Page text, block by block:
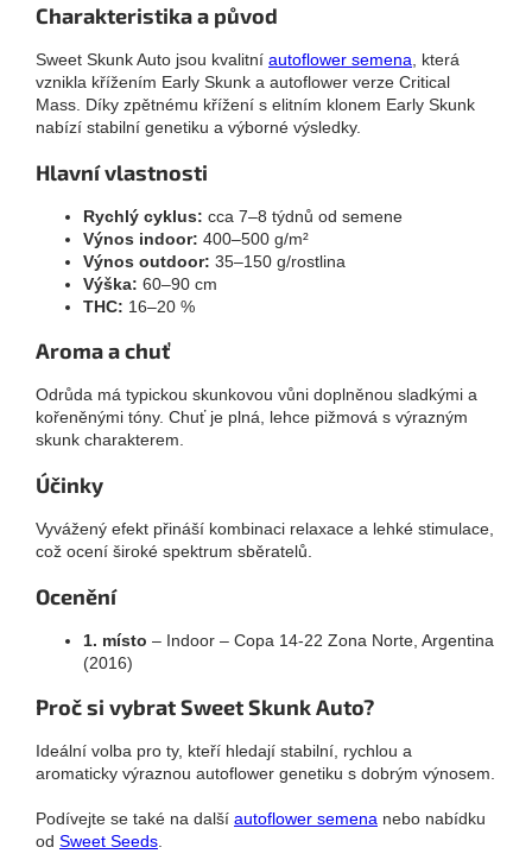
Charakteristika a původ
Sweet Skunk Auto jsou kvalitní autoflower semena , která
vznikla křížením Early Skunk a autoflower verze Critical
Mass. Díky zpětnému křížení s elitním klonem Early Skunk
nabízí stabilní genetiku a výborné výsledky.
Hlavní vlastnosti
Rychlý cyklus: cca 7–8 týdnů od semene
Výnos indoor: 400–500 g/m²
Výnos outdoor: 35–150 g/rostlina
Výška: 60–90 cm
THC: 16–20 %
Aroma a chuť
Odrůda má typickou skunkovou vůni doplněnou sladkými a
kořeněnými tóny. Chuť je plná, lehce pižmová s výrazným
skunk charakterem.
Účinky
Vyvážený efekt přináší kombinaci relaxace a lehké stimulace,
což ocení široké spektrum sběratelů.
Ocenění
1. místo – Indoor – Copa 14-22 Zona Norte, Argentina
(2016)
Proč si vybrat Sweet Skunk Auto?
Ideální volba pro ty, kteří hledají stabilní, rychlou a
aromaticky výraznou autoflower genetiku s dobrým výnosem.
Podívejte se také na další autoflower semena nebo nabídku
od Sweet Seeds